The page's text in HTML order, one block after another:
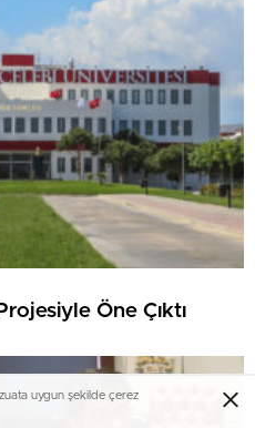
Öne Çıktı
uygun şekilde çerez